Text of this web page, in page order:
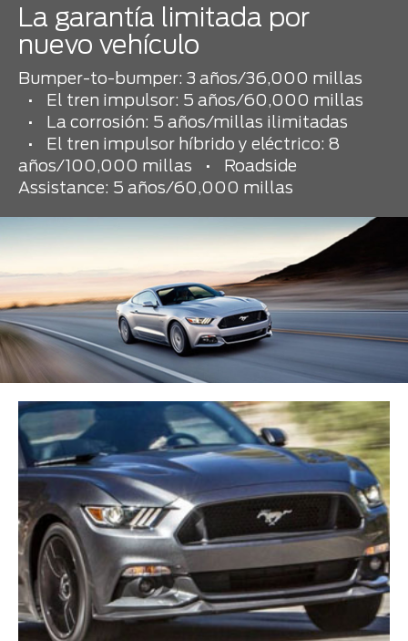
La garantía limitada por
nuevo vehículo
Bumper-to-bumper: 3 años/36,000 millas
•
El tren impulsor: 5 años/60,000 millas
•
La corrosión: 5 años/millas ilimitadas
•
El tren impulsor híbrido y eléctrico: 8
años/100,000 millas
•
Roadside
Assistance: 5 años/60,000 millas